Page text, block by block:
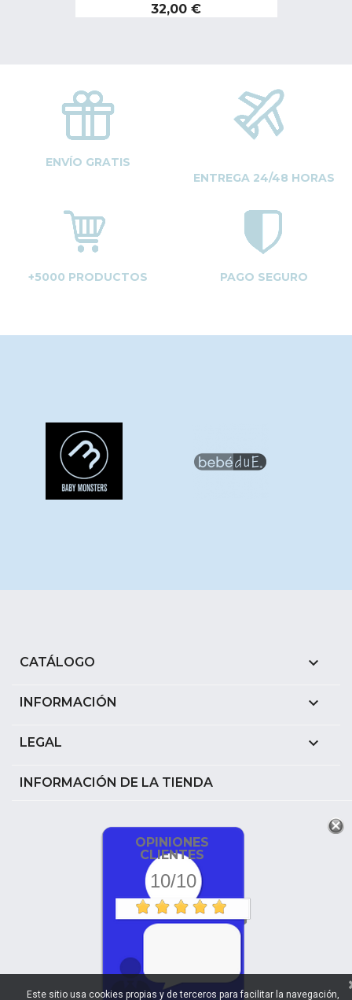
Precio
32,00 €
ENVÍO GRATIS
ENTREGA 24/48 HORAS
+5000 PRODUCTOS PAGO SEGURO
CATÁLOGO 
INFORMACIÓN 
LEGAL 
INFORMACIÓN DE LA TIENDA
OPINIONES
CLIENTES
10/10
Este sitio usa cookies propias y de terceros para facilitar la navegación,